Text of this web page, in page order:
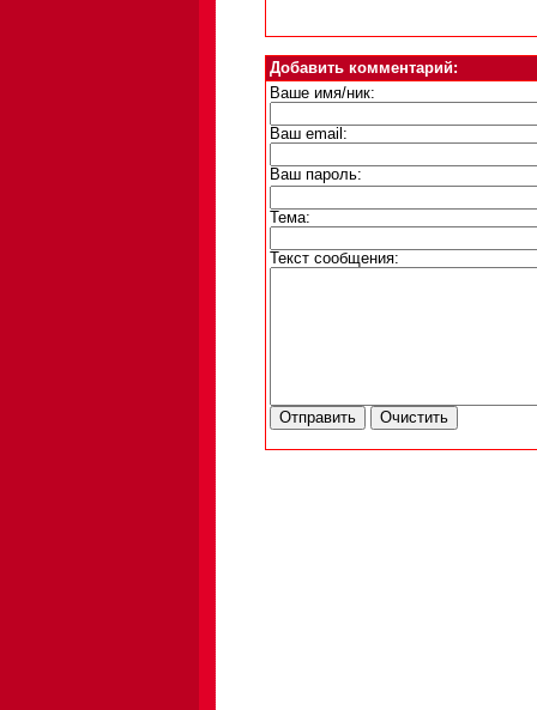
Добавить комментарий:
Ваше имя/ник:
Ваш email:
Ваш пароль:
Тема:
Текст сообщения: